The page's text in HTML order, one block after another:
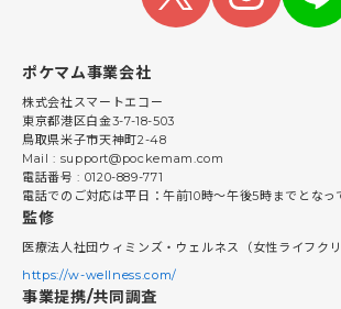
ポケマム事業会社
株式会社スマートエコー
東京都港区白金3-7-18-503
鳥取県米子市天神町2-48
Mail : support@pockemam.com
電話番号 : 0120-889-771
電話でのご対応は平日：午前10時〜午後5時までとなっ
監修
医療法人社団ウィミンズ・ウェルネス（女性ライフクリ
https://w-wellness.com/
事業提携/共同調査